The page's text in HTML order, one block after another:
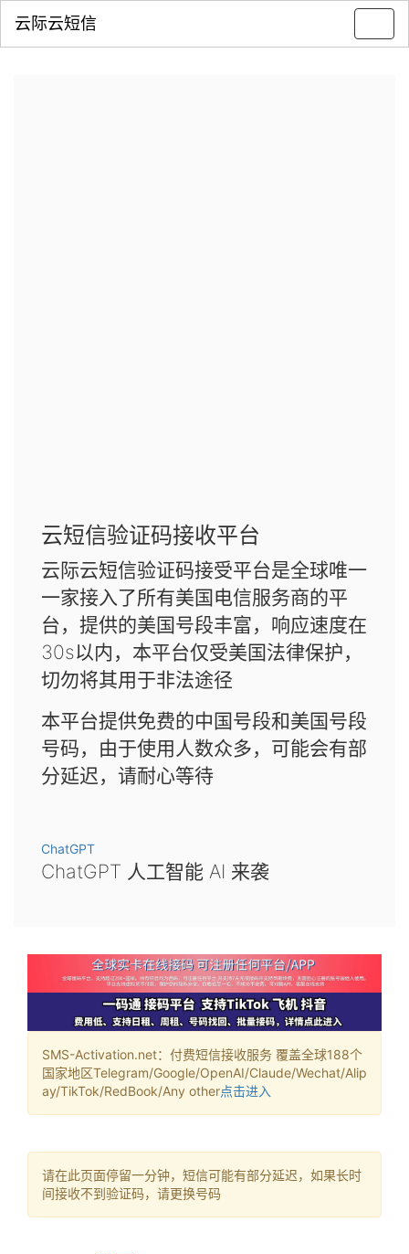
云际云短信
云短信验证码接收平台
云际云短信验证码接受平台是全球唯一
一家接入了所有美国电信服务商的平
台，提供的美国号段丰富，响应速度在
30s以内，本平台仅受美国法律保护，
切勿将其用于非法途径
本平台提供免费的中国号段和美国号段
号码，由于使用人数众多，可能会有部
分延迟，请耐心等待
ChatGPT
ChatGPT 人工智能 AI 来袭
SMS-Activation.net：付费短信接收服务 覆盖全球188个
国家地区Telegram/Google/OpenAI/Claude/Wechat/Alip
ay/TikTok/RedBook/Any other点击进入
请在此页面停留一分钟，短信可能有部分延迟，如果长时
间接收不到验证码，请更换号码